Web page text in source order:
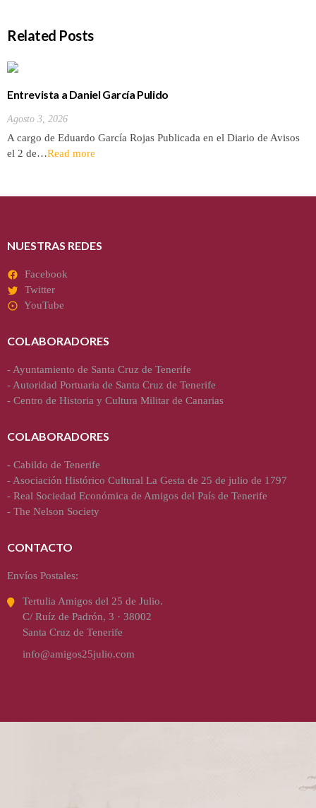
Related Posts
Entrevista a Daniel García Pulido
Agosto 3, 2026
A cargo de Eduardo García Rojas Publicada en el Diario de Avisos
el 2 de…Read more
NUESTRAS REDES
Facebook
Twitter
YouTube
COLABORADORES
- Ayuntamiento de Santa Cruz de Tenerife
- Autoridad Portuaria de Santa Cruz de Tenerife
- Centro de Historia y Cultura Militar de Canarias
COLABORADORES
- Cabildo de Tenerife
- Asociación Histórico Cultural La Gesta de 25 de julio de 1797
- Real Sociedad Económica de Amigos del País de Tenerife
- The Nelson Society
CONTACTO
Envíos Postales:
Tertulia Amigos del 25 de Julio.
C/ Ruíz de Padrón, 3 · 38002
Santa Cruz de Tenerife
info@amigos25julio.com